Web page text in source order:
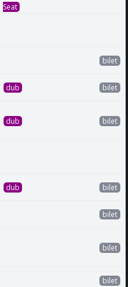
Seat
bilet
dub bilet
dub bilet
dub bilet
bilet
bilet
bilet